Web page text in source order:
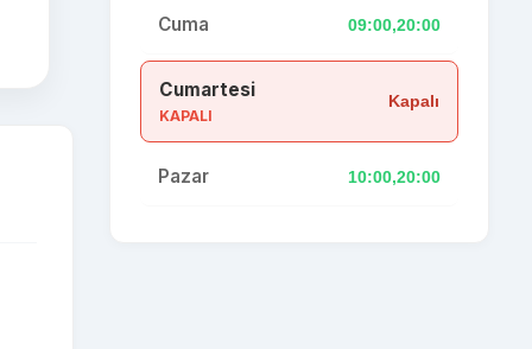
Cuma 09:00,20:00
Cumartesi
KAPALI
Kapalı
Pazar 10:00,20:00